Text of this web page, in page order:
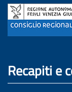
Recapiti e